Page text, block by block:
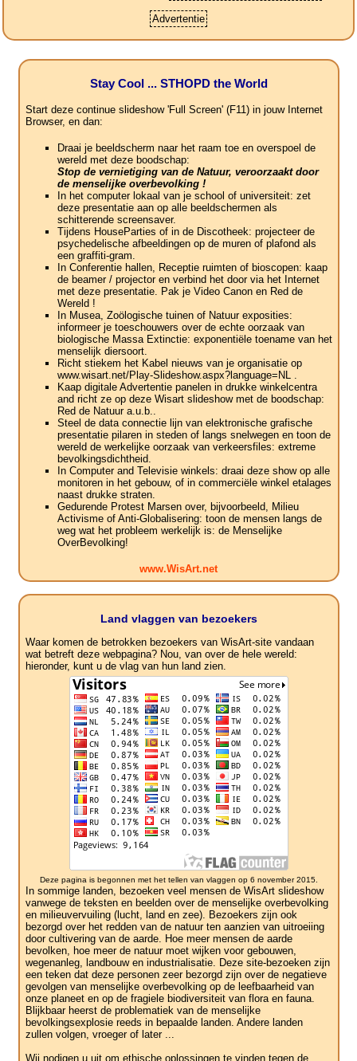
Advertentie
Stay Cool ... STHOPD the World
Start deze continue slideshow 'Full Screen' (F11) in jouw Internet
Browser, en dan:
Draai je beeldscherm naar het raam toe en overspoel de
wereld met deze boodschap:
Stop de vernietiging van de Natuur, veroorzaakt door
de menselijke overbevolking !
In het computer lokaal van je school of universiteit: zet
deze presentatie aan op alle beeldschermen als
schitterende screensaver.
Tijdens HouseParties of in de Discotheek: projecteer de
psychedelische afbeeldingen op de muren of plafond als
een graffiti-gram.
In Conferentie hallen, Receptie ruimten of bioscopen: kaap
de beamer / projector en verbind het door via het Internet
met deze presentatie. Pak je Video Canon en Red de
Wereld !
In Musea, Zoölogische tuinen of Natuur exposities:
informeer je toeschouwers over de echte oorzaak van
biologische Massa Extinctie: exponentiële toename van het
menselijk diersoort.
Richt stiekem het Kabel nieuws van je organisatie op
www.wisart.net/Play-Slideshow.aspx?language=NL .
Kaap digitale Advertentie panelen in drukke winkelcentra
and richt ze op deze Wisart slideshow met de boodschap:
Red de Natuur a.u.b..
Steel de data connectie lijn van elektronische grafische
presentatie pilaren in steden of langs snelwegen en toon de
wereld de werkelijke oorzaak van verkeersfiles: extreme
bevolkingsdichtheid.
In Computer and Televisie winkels: draai deze show op alle
monitoren in het gebouw, of in commerciële winkel etalages
naast drukke straten.
Gedurende Protest Marsen over, bijvoorbeeld, Milieu
Activisme of Anti-Globalisering: toon de mensen langs de
weg wat het probleem werkelijk is: de Menselijke
OverBevolking!
www.WisArt.net
Land vlaggen van bezoekers
Waar komen de betrokken bezoekers van WisArt-site vandaan
wat betreft deze webpagina? Nou, van over de hele wereld:
hieronder, kunt u de vlag van hun land zien.
Deze pagina is begonnen met het tellen van vlaggen op 6 november 2015.
In sommige landen, bezoeken veel mensen de WisArt slideshow
vanwege de teksten en beelden over de menselijke overbevolking
en milieuvervuiling (lucht, land en zee). Bezoekers zijn ook
bezorgd over het redden van de natuur ten aanzien van uitroeiing
door cultivering van de aarde. Hoe meer mensen de aarde
bevolken, hoe meer de natuur moet wijken voor gebouwen,
wegenanleg, landbouw en industrialisatie. Deze site-bezoeken zijn
een teken dat deze personen zeer bezorgd zijn over de negatieve
gevolgen van menselijke overbevolking op de leefbaarheid van
onze planeet en op de fragiele biodiversiteit van flora en fauna.
Blijkbaar heerst de problematiek van de menselijke
bevolkingsexplosie reeds in bepaalde landen. Andere landen
zullen volgen, vroeger of later ...
Wij nodigen u uit om ethische oplossingen te vinden tegen de